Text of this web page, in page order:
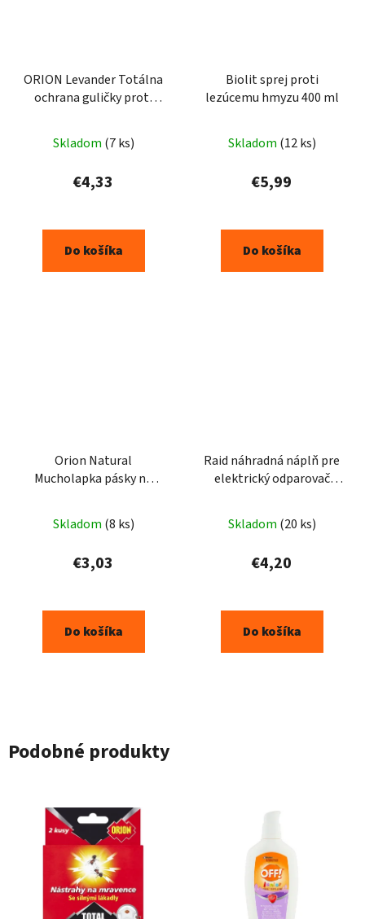
ORION Levander Totálna
ochrana guličky proti
Skladom (7 ks)
€4,33
Do košíka
Biolit sprej proti
lezúcemu hmyzu 400 ml
Skladom (12 ks)
€5,99
Do košíka
Orion Natural
Mucholapka pásky na
Skladom (8 ks)
€3,03
Do košíka
Raid náhradná náplň pre
elektrický odparovač
Skladom (20 ks)
€4,20
Do košíka
Podobné produkty